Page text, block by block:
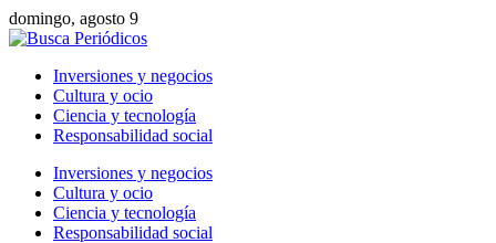
domingo, agosto 9
Inversiones y negocios
Cultura y ocio
Ciencia y tecnología
Responsabilidad social
Inversiones y negocios
Cultura y ocio
Ciencia y tecnología
Responsabilidad social